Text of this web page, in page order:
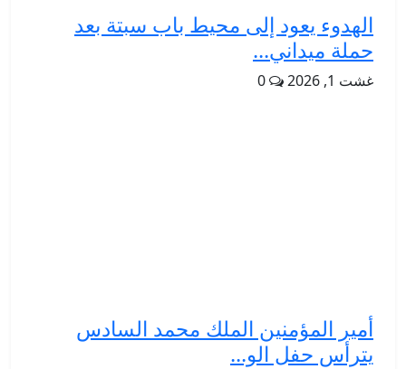
الهدوء يعود إلى محيط باب سبتة بعد
حملة ميداني...
غشت 1, 2026 0
أمير المؤمنين الملك محمد السادس
يترأس حفل الو...